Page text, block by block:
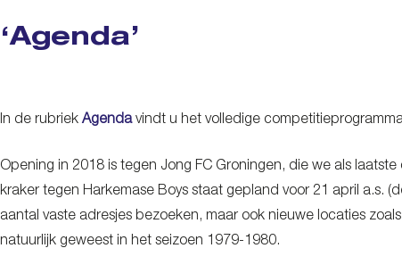
‘Agenda’
In de rubriekAgendavindt u het volledige
Opening in 2018 is tegen Jong FC Groningen, die we als
kraker tegen Harkemase Boys staat gepland voor 21 april a.s.
aantal vaste adresjes bezoeken, maar ook nieuwe locaties
natuurlijk geweest in het seizoen 1979-1980.